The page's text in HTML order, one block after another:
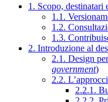
1. Scopo, destinatari
1.1.
1.2.
1.3.
2. Introduzione al
2.1. Design
government)
2.2.
2.2.1.